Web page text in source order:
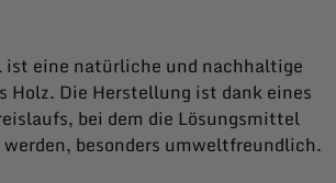
ist eine natürliche und nachhaltige
Holz. Die Herstellung ist dank eines
bei dem die Lösungsmittel
besonders umweltfreundlich.